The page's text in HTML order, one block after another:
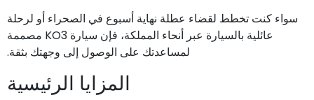
سواء كنت تخطط لقضاء عطلة نهاية أسبوع في الصحراء أو لرحلة
عائلية بالسيارة عبر أنحاء المملكة، فإن سيارة KO3 مصممة
لمساعدتك على الوصول إلى وجهتك بثقة.
المزايا الرئيسية